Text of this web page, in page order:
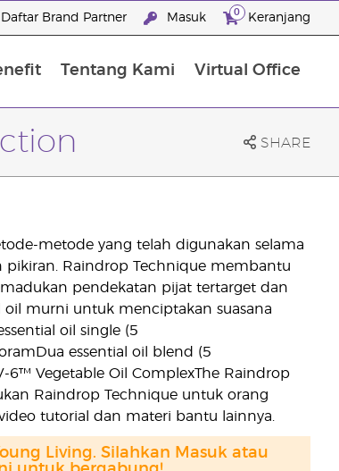
Daftar Brand Partner Masuk 0 Keranjang
Tentang Kami Virtual Office
SHARE
metode yang telah digunakan selama
Raindrop Technique membantu
pendekatan pijat tertarget dan
oil murni untuk menciptakan suasana
oil single (5
essential oil blend (5
6™ Vegetable Oil ComplexThe Raindrop
Raindrop Technique untuk orang
tutorial dan materi bantu lainnya.
Living. Silahkan Masuk atau